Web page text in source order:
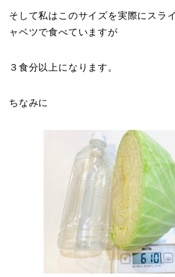
そして私はこのサイズを実際にスラ
ャベツで食べていますが
３食分以上になります。
ちなみに